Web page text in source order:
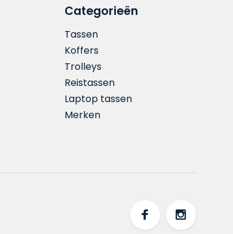
Categorieën
Tassen
Koffers
Trolleys
Reistassen
Laptop tassen
Merken